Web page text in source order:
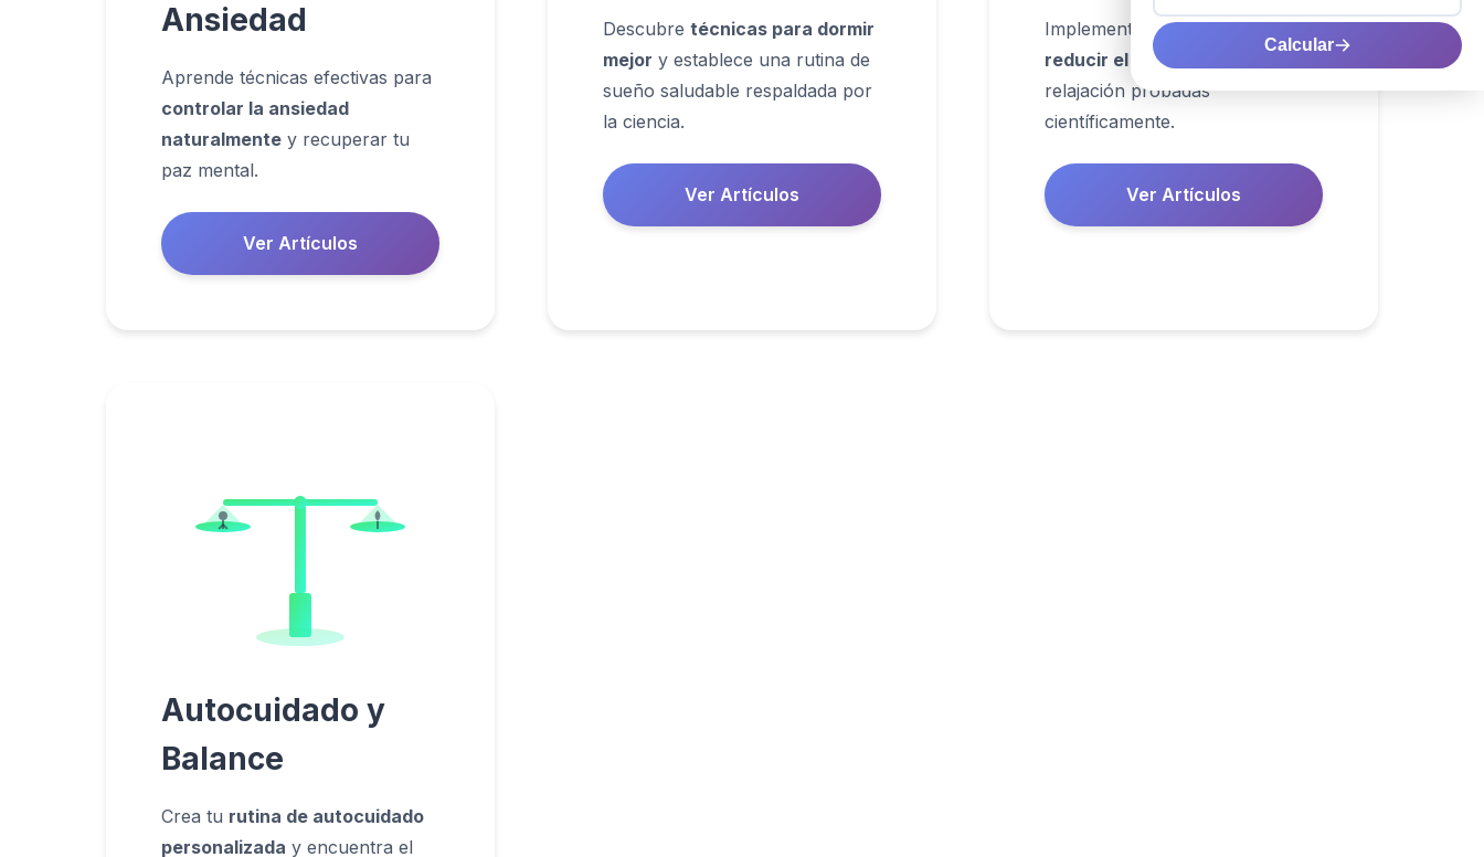
Ansiedad
Aprende técnicas efectivas para
controlar la ansiedad
naturalmente y recuperar tu
paz mental.
Ver Artículos
Descubre técnicas para dormir
mejor y establece una rutina de
sueño saludable respaldada por
la ciencia.
Ver Artículos
Implementa
ejercicios para
reducir el estrés
relajación probadas
científicamente.
Ver Artículos
Autocuidado y
Balance
Crea tu rutina de autocuidado
personalizada y encuentra el
Calcular